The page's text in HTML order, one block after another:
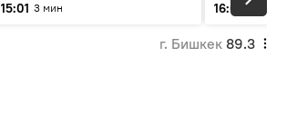
15:01 3 мин
16:01
3 мин
г. Бишкек 89.3